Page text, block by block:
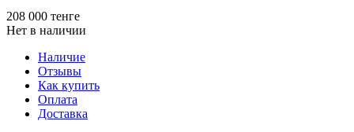
208 000 тенге
Нет в наличии
Наличие
Отзывы
Как купить
Оплата
Доставка